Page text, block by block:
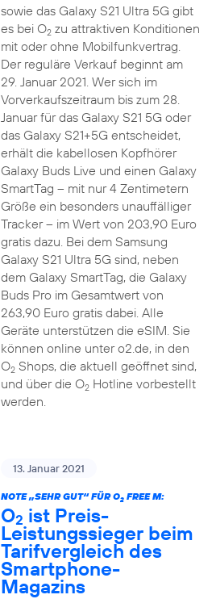
sowie das Galaxy S21 Ultra 5G gibt
es bei O2zu attraktiven Konditionen
mit oder ohne Mobilfunkvertrag.
Der reguläre Verkauf beginnt am
29. Januar 2021. Wer sich im
Vorverkaufszeitraum bis zum 28.
Januar für das Galaxy S21 5G oder
das Galaxy S21+5G entscheidet,
erhält die kabellosen Kopfhörer
Galaxy Buds Live und einen Galaxy
SmartTag – mit nur 4 Zentimetern
Größe ein besonders unauffälliger
Tracker – im Wert von 203,90 Euro
gratis dazu. Bei dem Samsung
Galaxy S21 Ultra 5G sind, neben
dem Galaxy SmartTag, die Galaxy
Buds Pro im Gesamtwert von
263,90 Euro gratis dabei. Alle
Geräte unterstützen die eSIM. Sie
können online unter o2.de, in den
O2Shops, die aktuell geöffnet sind,
und über die O2Hotline vorbestellt
werden.
13. Januar 2021
NOTE „SEHR GUT“ FÜR O2FREE M:
O2 ist Preis-
Leistungssieger beim
Tarifvergleich des
Smartphone-
Magazins